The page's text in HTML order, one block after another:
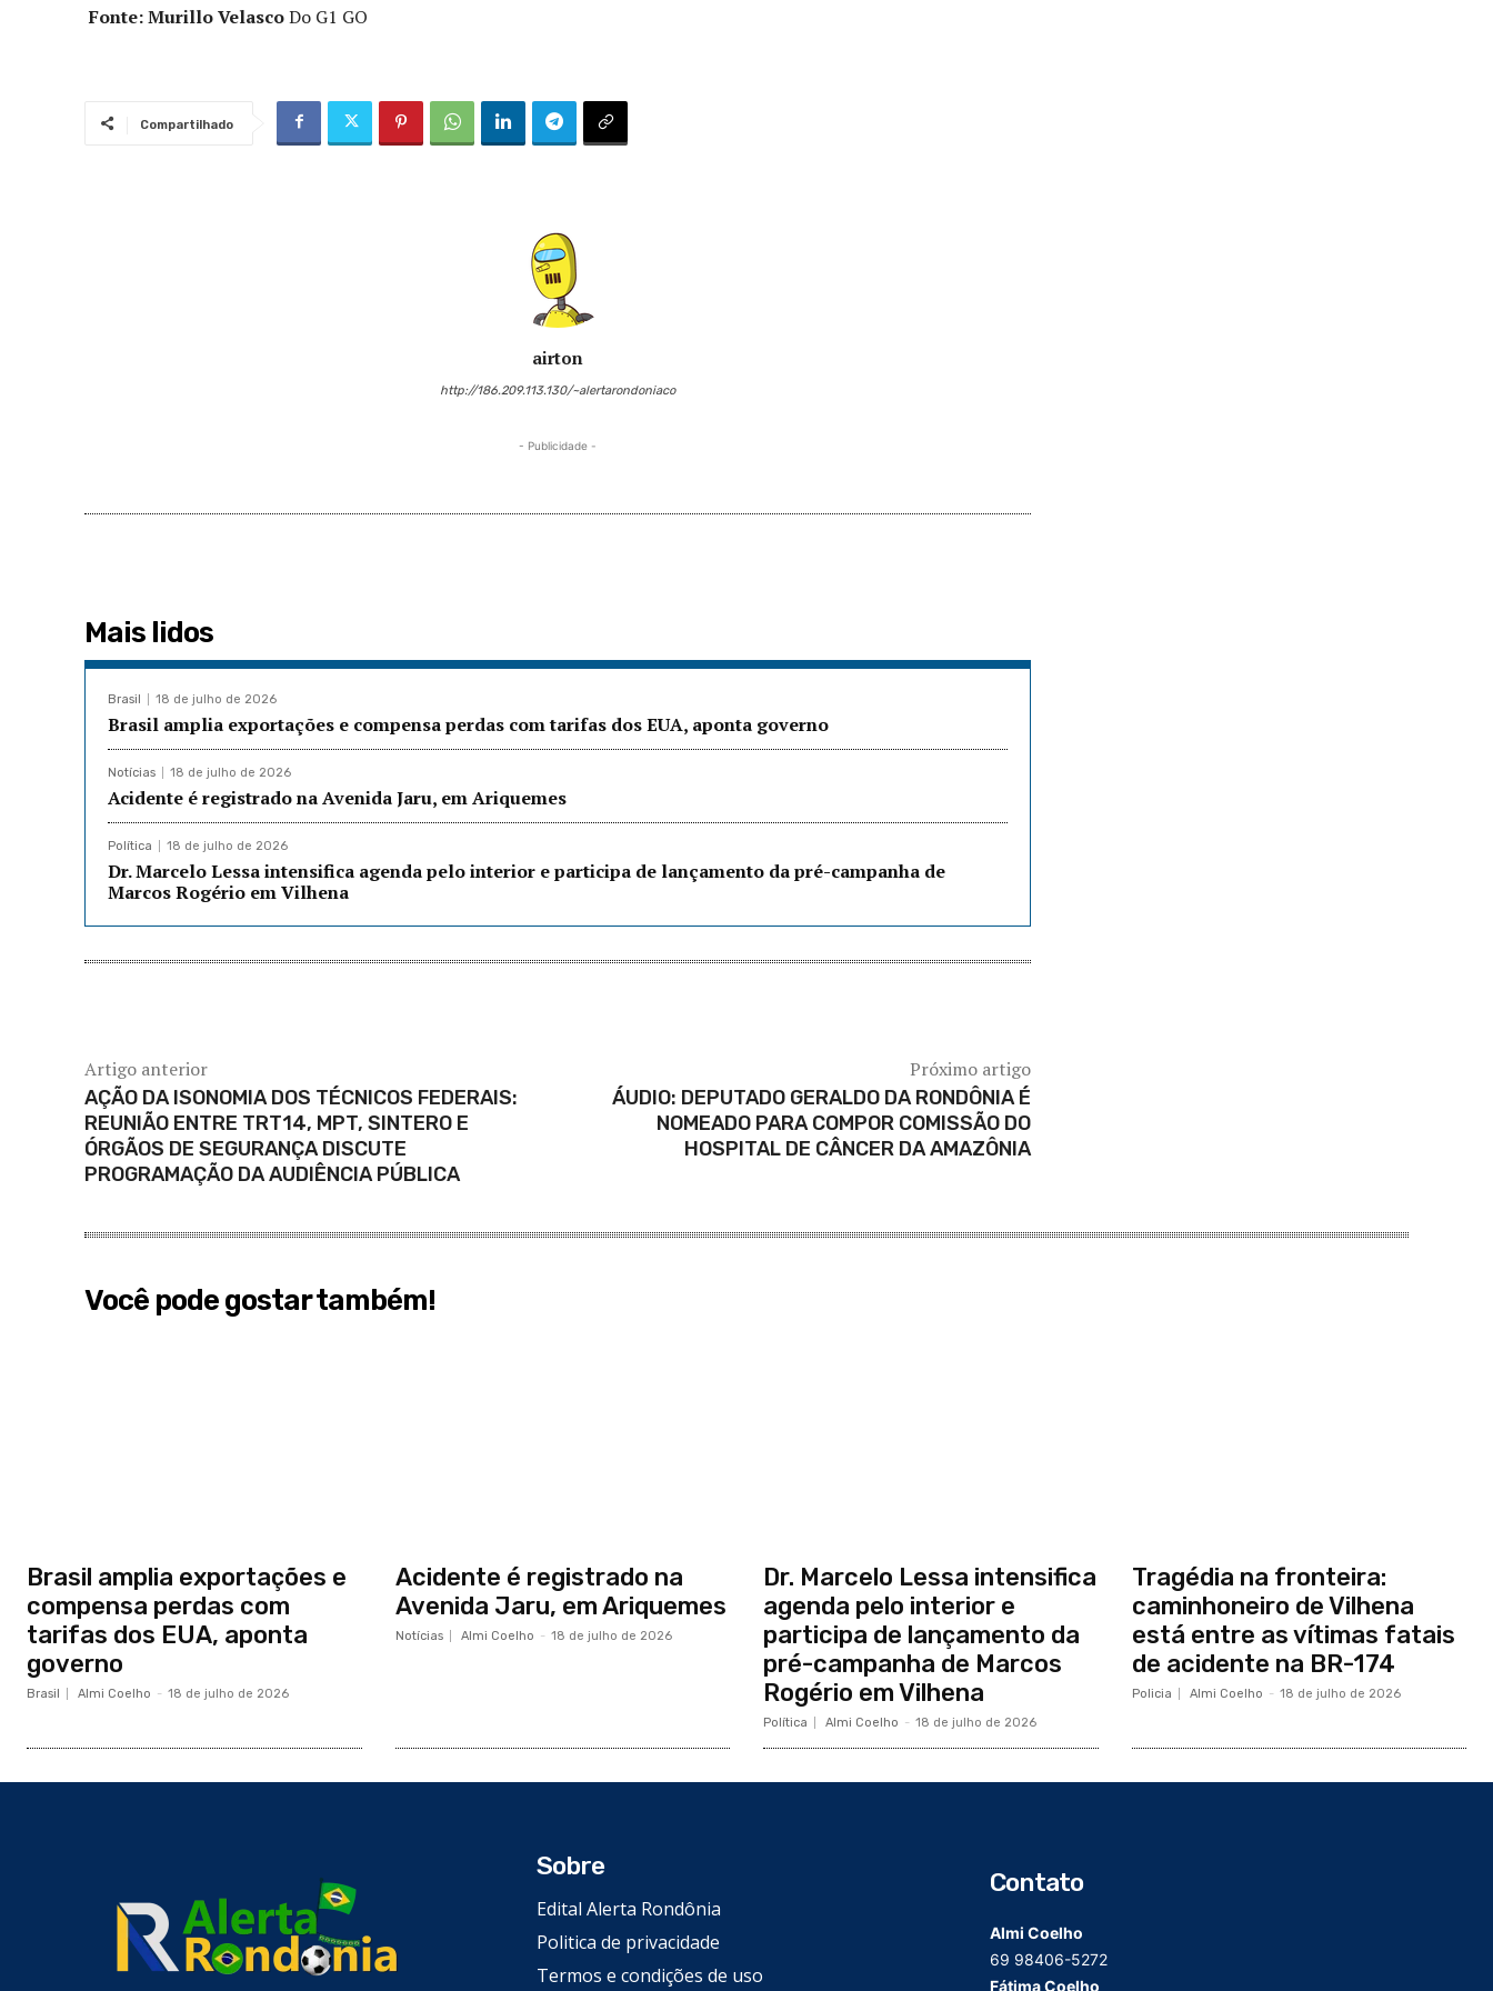
Fonte: Murillo VelascoDo G1 GO
Compartilhado
airton
http://186.209.113.130/~alertarondoniaco
- Publicidade -
Mais lidos
Brasil 18 de julho de 2026
Brasil amplia exportações e compensa perdas com tarifas dos EUA, aponta governo
Notícias 18 de julho de 2026
Acidente é registrado na Avenida Jaru, em Ariquemes
Política 18 de julho de 2026
Dr. Marcelo Lessa intensifica agenda pelo interior e participa de lançamento da pré-campanha de
Marcos Rogério em Vilhena
Artigo anterior
AÇÃO DA ISONOMIA DOS TÉCNICOS FEDERAIS:
REUNIÃO ENTRE TRT14, MPT, SINTERO E
ÓRGÃOS DE SEGURANÇA DISCUTE
PROGRAMAÇÃO DA AUDIÊNCIA PÚBLICA
Próximo artigo
ÁUDIO: DEPUTADO GERALDO DA RONDÔNIA É
NOMEADO PARA COMPOR COMISSÃO DO
HOSPITAL DE CÂNCER DA AMAZÔNIA
Você pode gostar também!
Brasil amplia exportações e
compensa perdas com
tarifas dos EUA, aponta
governo
Brasil Almi Coelho - 18 de julho de 2026
Acidente é registrado na
Avenida Jaru, em Ariquemes
Notícias Almi Coelho - 18 de julho de 2026
Dr. Marcelo Lessa intensifica
agenda pelo interior e
participa de lançamento da
pré-campanha de Marcos
Rogério em Vilhena
Política Almi Coelho - 18 de julho de 2026
Tragédia na fronteira:
caminhoneiro de Vilhena
está entre as vítimas fatais
de acidente na BR-174
Policia Almi Coelho - 18 de julho de 2026
Sobre
Edital Alerta Rondônia
Politica de privacidade
Termos e condições de uso
Contato
Almi Coelho
69 98406-5272
Fátima Coelho